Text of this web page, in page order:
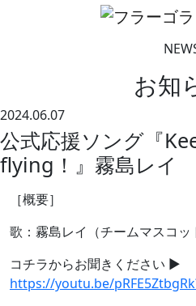
お知
公式応援ソング『
flying！』霧島レイ
2024.06.07
［概要］
歌：霧島レイ（チームマスコッ
コチラからお聞きください ▶
https://youtu.be/